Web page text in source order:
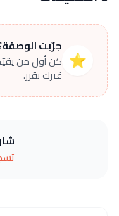
⭐
جرّبت
كن أول من
غيرك يقرر.